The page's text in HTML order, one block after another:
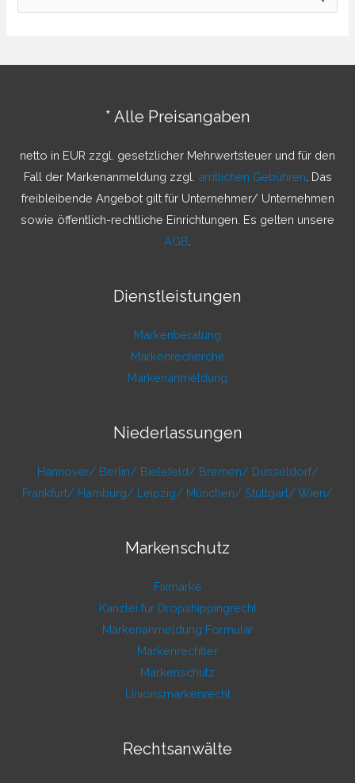
u
a
h
* Alle Preisangaben
netto in EUR zzgl. gesetzlicher Mehrwertsteuer und für den
Fall der Markenanmeldung zzgl. amtlichen Gebühren . Das
freibleibende Angebot gilt für Unternehmer/ Unternehmen
sowie öffentlich-rechtliche Einrichtungen. Es gelten unsere
AGB
Dienstleistungen
Markenberatung
Markenrecherche
Markenanmeldung
Niederlassungen
Hannover/ Berlin/ Bielefeld/ Bremen/ Düsseldorf/
Frankfurt/ Hamburg/ Leipzig/ München/ Stuttgart/ Wien/
Markenschutz
Fixmarke
Kanzlei für Dropshippingrecht
Markenanmeldung Formular
Markenrechtler
Markenschutz
Unionsmarkenrecht
Rechtsanwälte